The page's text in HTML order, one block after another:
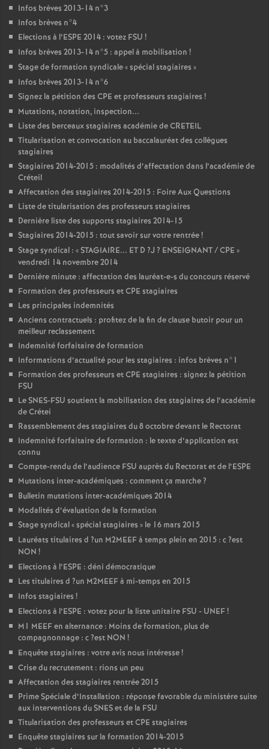
Infos brèves 2013-14 n°3
Infos brèves n°4
Elections à l’ESPE 2014 : votez FSU !
Infos brèves 2013-14 n°5 : appel à mobilisation !
Stage de formation syndicale «spécial stagiaires »
Infos brèves 2013-14 n°6
Signez la pétition des CPE et professeurs stagiaires !
Mutations, notation, inspection...
Liste des berceaux stagiaires académie deCRETEIL
Titularisation et convocation au baccalauréat des collègues
stagiaires
Stagiaires 2014-2015 : modalités d’affectation dans l’académie de
Créteil
Affectation des stagiaires 2014-2015 : Foire Aux Questions
Liste de titularisation des professeurs stagiaires
Dernière liste des supports stagiaires 2014-15
Stagiaires 2014-2015 : tout savoir sur votre rentrée!
Stage syndical : «STAGIAIRE... ET D ?J ? ENSEIGNANT/CPE »
vendredi 14 novembre 2014
Dernière minute : affectation des lauréat-e-s du concours réservé
Formation des professeurs etCPE stagiaires
Les principales indemnités
Anciens contractuels : profitez de la fin de clause butoir pour un
meilleur reclassement
Indemnité forfaitaire de formation
Informations d’actualité pour les stagiaires : infos brèves n°1
Formation des professeurs etCPE stagiaires : signez la pétition
FSU
LeSNES-FSU soutient la mobilisation des stagiaires de l’académie
de Crétei
Rassemblement des stagiaires du 8 octobre devant le Rectorat
Indemnité forfaitaire de formation : le texte d’application est
connu
Compte-rendu de l’audience FSU auprès du Rectorat et de l’ESPE
Mutations inter-académiques : comment ça marche?
Bulletin mutations inter-académiques 2014
Modalités d’évaluation de la formation
Stage syndical «spécial stagiaires » le 16 mars 2015
Lauréats titulaires d ?un M2MEEFà temps plein en 2015 : c?est
NON !
Elections à l’ESPE : déni démocratique
Les titulaires d ?un M2MEEFà mi-temps en 2015
Infos stagiaires !
Elections à l’ESPE : votez pour la liste unitaire FSU - UNEF!
M1 MEEFen alternance : Moins de formation, plus de
compagnonnage : c?est NON !
Enquête stagiaires : votre avis nous intéresse!
Crise du recrutement : rions un peu
Affectation des stagiaires rentrée 2015
Prime Spéciale d’Installation : réponse favorable du ministère suite
aux interventions duSNESet de la FSU
Titularisation des professeurs etCPE stagiaires
Enquête stagiaires sur la formation 2014-2015